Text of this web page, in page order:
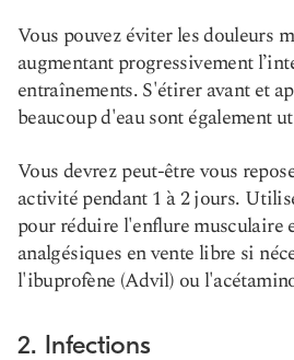
Vous pouvez éviter les douleurs
augmentant progressivement
entraînements. S'étirer avant et
beaucoup d'eau sont également
Vous devrez peut-être vous
activité pendant 1 à 2 jours.
pour réduire l'enflure musculaire
analgésiques en vente libre si
l'ibuprofène (Advil) ou
2. Infections